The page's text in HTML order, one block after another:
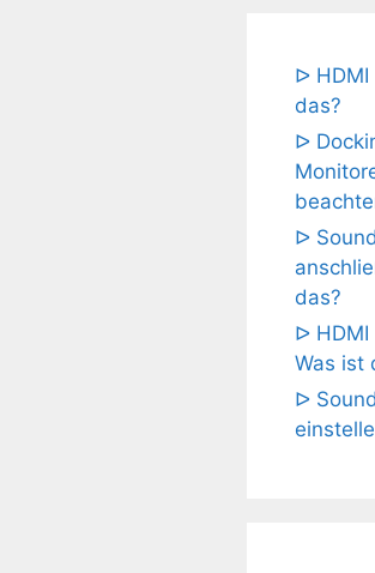
ᐅ HDMI
das?
ᐅ
ᐅ
das?
ᐅ HDMI
Was ist
ᐅ